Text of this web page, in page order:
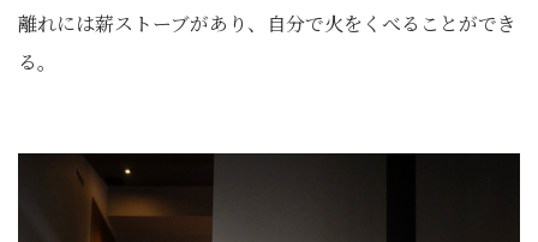
離れには薪ストーブがあり、自分で火をくべることができ
る。